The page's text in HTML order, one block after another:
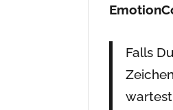
Falls